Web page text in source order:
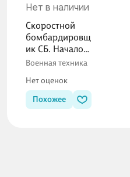
Нет в наличии
Скоростной
бомбардировщ
ик СБ. Начало
пути
Военная техника
Нет оценок
Похожее